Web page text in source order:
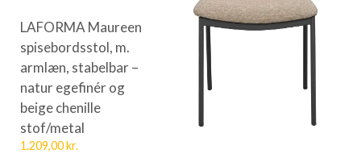
LAFORMA Maureen
spisebordsstol, m.
armlæn, stabelbar –
natur egefinér og
beige chenille
stof/metal
1.209,00kr.